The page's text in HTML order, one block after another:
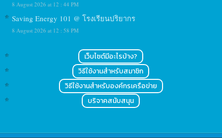
8 August 2026 at 12 : 44 PM
Saving Energy 101 @ โรงเรียนปริยากร
8 August 2026 at 12 : 58 PM
เว็บไซต์มีอะไรบ้าง?
วิธีใช้งานสำหรับสมาชิก
วิธีใช้งานสำหรับองค์กรเครือข่าย
บริจาคสนับสนุน